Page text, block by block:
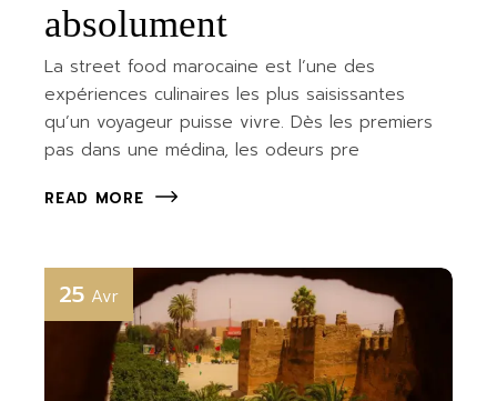
absolument
La street food marocaine est l’une des
expériences culinaires les plus saisissantes
qu’un voyageur puisse vivre. Dès les premiers
pas dans une médina, les odeurs pre
READ MORE
25 Avr